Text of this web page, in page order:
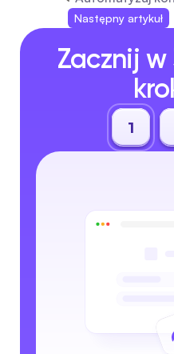
Następny artykuł
Zacznij
1